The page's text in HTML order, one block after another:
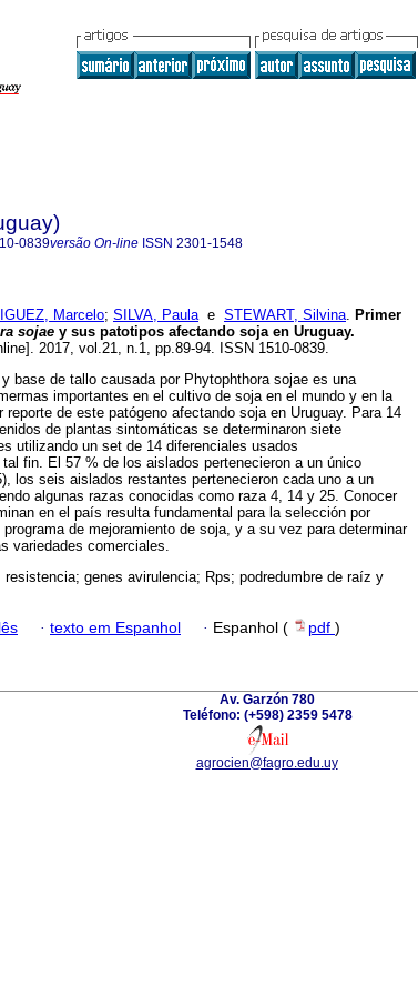
0839versão On-line ISSN 2301-1548
Marcelo; SILVA, Paulae STEWART, Silvina. Primer
sojae y sus patotipos afectando soja en Uruguay.
2017, vol.21, n.1, pp.89-94. ISSN 1510-0839.
base de tallo causada por Phytophthora sojae es una
importantes en el cultivo de soja en el mundo y en la
de este patógeno afectando soja en Uruguay. Para 14
de plantas sintomáticas se determinaron siete
utilizando un set de 14 diferenciales usados
fin. El 57 % de los aislados pertenecieron a un único
los seis aislados restantes pertenecieron cada uno a un
algunas razas conocidas como raza 4, 14 y 25. Conocer
en el país resulta fundamental para la selección por
de mejoramiento de soja, y a su vez para determinar
variedades comerciales.
resistencia; genes avirulencia; Rps; podredumbre de raíz y
· texto em Espanhol · Espanhol ( pdf )
Av. Garzón 780
Teléfono: (+598) 2359 5478
agrocien@fagro.edu.uy